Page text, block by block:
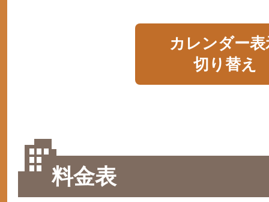
カレンダー表
切り替え
料金表